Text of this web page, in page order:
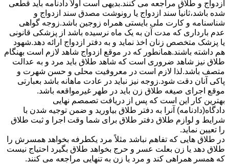
ازدواج و طلاق مراجعه می کنند.بدیهی است اولاً دادنامه باید قطعی
شده باشد،ثانیاً سند ازدواج یا رونوشت مصدق سند ازدواج و
شناسنامه و کارت ملی بایستی همراه زوجین باشد.زوجه گواهی
عدم بارداری که مدت آن به یک ماه نرسیده باشد از پزشکی قانونی
یا پزشک متخصص زنان اخذ نماید و به دفتر ازدواج ارائه دهد.شهود
هم داشته باشند.همانطور که در موقع ازدواج شاهد لازم است بهنگام
طلاق نیز شاهد ضروری است که شاهد طلاق باید مرد و به عدالت
متصف باشد.لذا لازم است در معروفیت محلی و حسن شهرت و
پاکی آنان دقت شود.زوجه نیز نباید در عادت ماهانه باشد بعبارتی
موقع اجرای صیغه طلاق زن باید در طهر غیرمواقعه باشد.
بهترین کار این است که پس از دریافت تصمصم نهایی
دادگاه(دادنامه) آنرا به دفتر طلاق بیاورید و ضمن توجیه شدن با
شرایط و لوازم طلاق دفتر طلاق برای شما وقت اجرا و ثبت طلاق
را تعیین نماید.
در طلاق هایی که تفاهم نباشد مثلاً مرد یکطرفه بخواهد همسرش را
طلاق دهد یا زن بعلت عسر و حرج بخواهد طلاق بگیرد احتیاج نیست
که همسر همراهی کند و مرد یا زن به تنهایی مراجعه می کنند.